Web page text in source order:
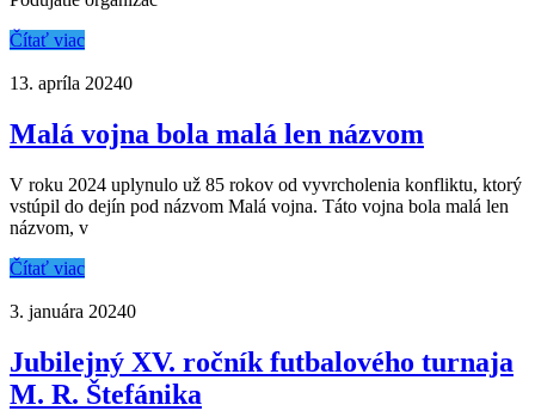
Čítať viac
13. apríla 20240
Malá vojna bola malá len názvom
V roku 2024 uplynulo už 85 rokov od vyvrcholenia konfliktu, ktorý
vstúpil do dejín pod názvom Malá vojna. Táto vojna bola malá len
názvom, v
Čítať viac
3. januára 20240
Jubilejný XV. ročník futbalového turnaja
M. R. Štefánika